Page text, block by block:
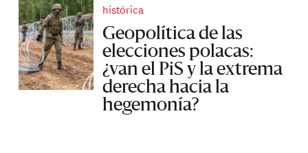
histórica
Geopolítica de las
elecciones polacas:
¿van el PiS y la extrema
derecha hacia la
hegemonía?